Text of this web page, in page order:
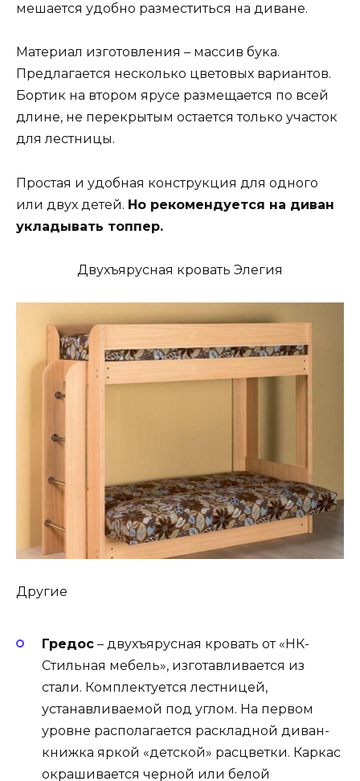
мешается удобно разместиться на диване.
Материал изготовления – массив бука.
Предлагается несколько цветовых вариантов.
Бортик на втором ярусе размещается по всей
длине, не перекрытым остается только участок
для лестницы.
Простая и удобная конструкция для одного
или двух детей. Но рекомендуется на диван
укладывать топпер.
Двухъярусная кровать Элегия
Другие
Гредос – двухъярусная кровать от «НК-
Стильная мебель», изготавливается из
стали. Комплектуется лестницей,
устанавливаемой под углом. На первом
уровне располагается раскладной диван-
книжка яркой «детской» расцветки. Каркас
окрашивается черной или белой